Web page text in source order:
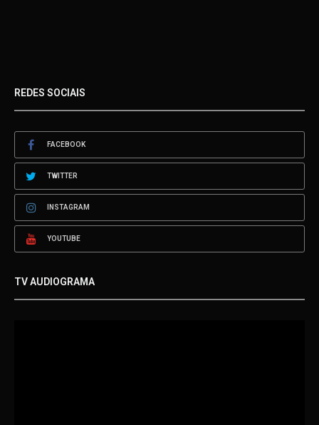
REDES SOCIAIS
FACEBOOK
TWITTER
INSTAGRAM
YOUTUBE
TV AUDIOGRAMA